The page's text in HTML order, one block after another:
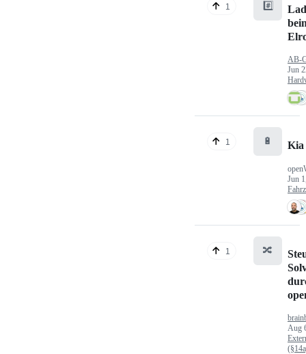
1 #️⃣
AB-
Jun
1 🔋 Kia
Jun
1 🔀
Aug